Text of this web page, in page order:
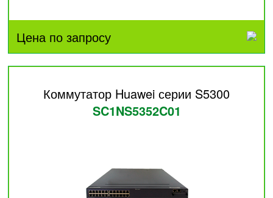
Цена по запросу
Коммутатор Huawei серии S5300
SC1NS5352C01